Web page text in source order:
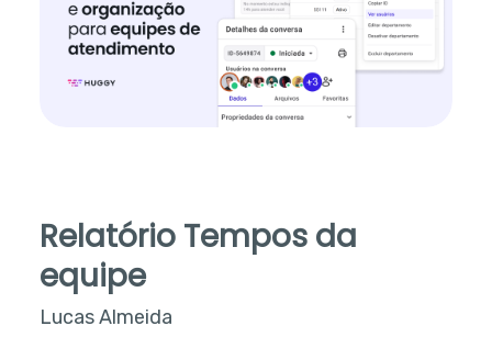
Relatório Tempos da
equipe
Lucas Almeida